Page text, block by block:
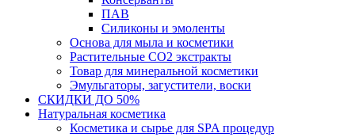
ПАВ
Силиконы и эмоленты
Основа для мыла и косметики
Растительные СО2 экстракты
Товар для минеральной косметики
Эмульгаторы, загустители, воски
СКИДКИ ДО 50%
Натуральная косметика
Косметика и сырье для SPA процедур